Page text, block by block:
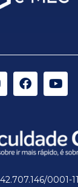
0001-11